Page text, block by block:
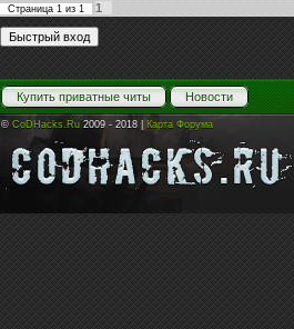
Страница 1 из 1 1
Купить приватные читы Новости
© CoDHacks.Ru 2009 - 2018 | Карта Форума